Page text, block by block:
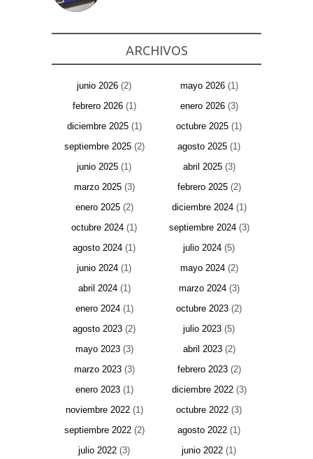
ARCHIVOS
junio 2026 (2) mayo 2026(1)
febrero 2026(1) enero 2026(3)
diciembre 2025(1) octubre 2025 (1)
septiembre 2025(2) agosto 2025 (1)
junio 2025 (1) abril 2025(3)
marzo 2025(3) febrero 2025(2)
enero 2025(2) diciembre 2024(1)
octubre 2024 (1) septiembre 2024(3)
agosto 2024 (1) julio 2024 (5)
junio 2024 (1) mayo 2024(2)
abril 2024(1) marzo 2024(3)
enero 2024(1) octubre 2023 (2)
agosto 2023 (2) julio 2023 (5)
mayo 2023(3) abril 2023(2)
marzo 2023(3) febrero 2023(2)
enero 2023(1) diciembre 2022(3)
noviembre 2022(1) octubre 2022 (3)
septiembre 2022(2) agosto 2022 (1)
julio 2022 (3) junio 2022 (1)